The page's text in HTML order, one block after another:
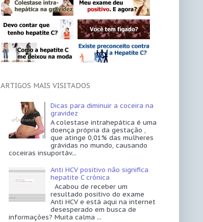
ARTIGOS MAIS VISITADOS
Dicas para diminuir a coceira na
gravidez
A colestase intrahepática é uma
doença própria da gestação ,
que atinge 0,01% das mulheres
grávidas no mundo, causando
coceiras insuportáv...
Anti HCV positivo não significa
hepatite C crônica
Acabou de receber um
resultado positivo do exame
Anti HCV e está aqui na internet
desesperado em busca de
informações? Muita calma ...